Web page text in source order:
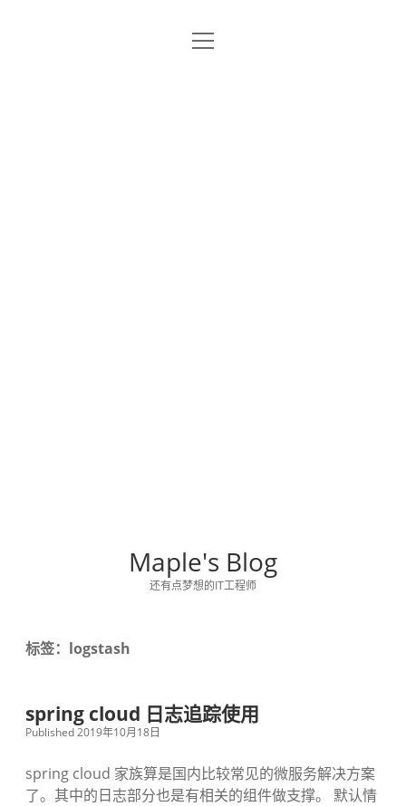
关于博主
o
Maple's Blog
还有点梦想的IT工程师
标签：logstash
spring cloud 日志追踪使用
Published 2019年10月18日
spring cloud 家族算是国内比较常见的微服务解决方案
了。其中的日志部分也是有相关的组件做支撑。 默认情